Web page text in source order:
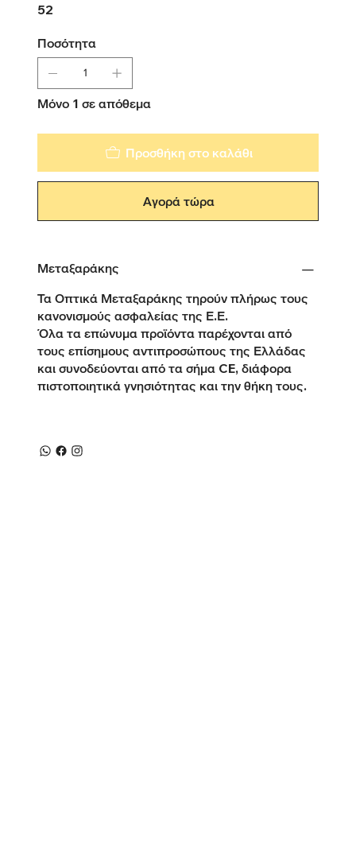
52
Ποσότητα
Μόνο 1 σε απόθεμα
Προσθήκη στο καλάθι
Αγορά τώρα
Μεταξαράκης
Τα Οπτικά Μεταξαράκης τηρούν πλήρως τους
κανονισμούς ασφαλείας της Ε.Ε.
Όλα τα επώνυμα προϊόντα παρέχονται από
τους επίσημους αντιπροσώπους της Ελλάδας
και συνοδεύονται από τα σήμα CE, διάφορα
πιστοποιητικά γνησιότητας και την θήκη τους.